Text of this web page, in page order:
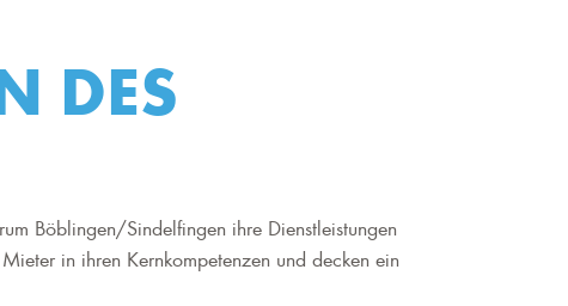
DES
Böblingen/Sindelfingen ihre Dienstleistungen
in ihren Kernkompetenzen und decken ein